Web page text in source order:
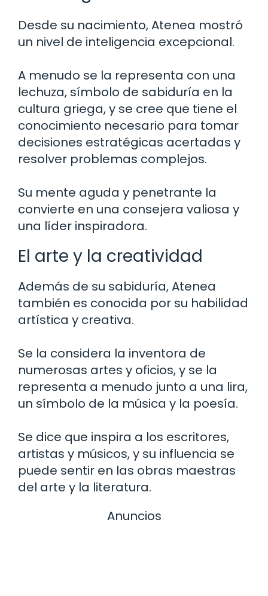
Desde su nacimiento, Atenea mostró
un nivel de inteligencia excepcional.
A menudo se la representa con una
lechuza, símbolo de sabiduría en la
cultura griega, y se cree que tiene el
conocimiento necesario para tomar
decisiones estratégicas acertadas y
resolver problemas complejos.
Su mente aguda y penetrante la
convierte en una consejera valiosa y
una líder inspiradora.
El arte y la creatividad
Además de su sabiduría, Atenea
también es conocida por su habilidad
artística y creativa.
Se la considera la inventora de
numerosas artes y oficios, y se la
representa a menudo junto a una lira,
un símbolo de la música y la poesía.
Se dice que inspira a los escritores,
artistas y músicos, y su influencia se
puede sentir en las obras maestras
del arte y la literatura.
Anuncios